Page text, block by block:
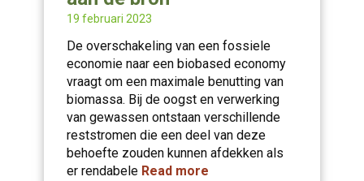
19 februari 2023
De overschakeling van een fossiele
economie naar een biobased economy
vraagt om een maximale benutting van
biomassa. Bij de oogst en verwerking
van gewassen ontstaan verschillende
reststromen die een deel van deze
behoefte zouden kunnen afdekken als
er rendabele Read more